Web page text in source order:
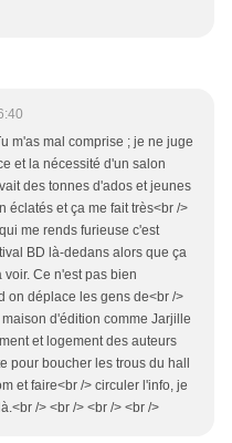
m'as mal comprise ; je ne juge
et la nécessité d'un salon
des tonnes d'ados et jeunes
éclatés et ça me fait très<br />
me rends furieuse c'est
BD là-dedans alors que ça
Ce n'est pas bien
on déplace les gens de<br />
d'édition comme Jarjille
et logement des auteurs
pour boucher les trous du hall
et faire<br /> circuler l'info, je
/> <br /> <br /> <br />